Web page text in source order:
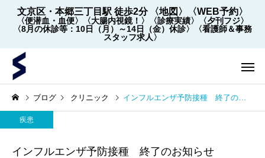
文京区・本郷三丁目駅 徒歩2分 〈地図〉 〈WEB予約〉
〈便潜血・血便〉 〈大腸内視鏡！〉 〈診療実績〉
〈夕刊フジ〉
〈8月の休診等：10日（月）～14日（金）休診〉
〈看護師＆事務
スタッフ求人〉
ブログ クリニック インフルエンザ予防接種 終了のお知らせ
疾患
インフルエンザ予防接種 終了のお知らせ